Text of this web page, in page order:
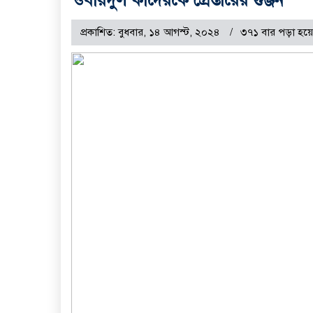
প্রকাশিত: বুধবার, ১৪ আগস্ট, ২০২৪ ৩৭১ বার পড়া